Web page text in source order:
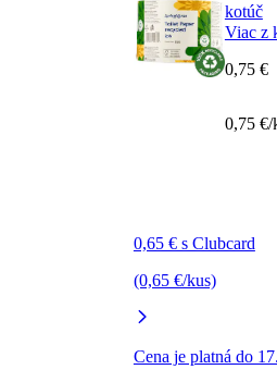
kotúč
Viac z
0,65 € s Clubcard
(0,65 €/kus)
Cena je platná do
0,75 €
0,75 €/